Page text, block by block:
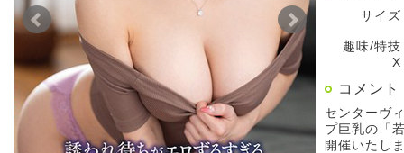
サイズ
趣味/特技
X
コメント
センターヴ
プ巨乳の「
開催いたし